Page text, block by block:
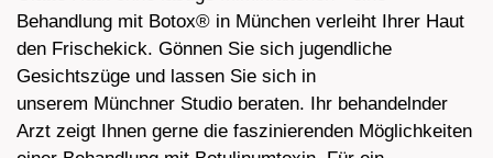
Behandlung mit Botox® in München verleiht Ihrer Haut
den Frischekick. Gönnen Sie sich jugendliche
Gesichtszüge und lassen Sie sich in
unserem Münchner Studio beraten. Ihr behandelnder
Arzt zeigt Ihnen gerne die faszinierenden Möglichkeiten